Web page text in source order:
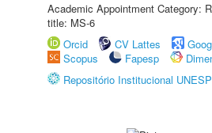
Academic Appointment Category:
title: MS-6
Orcid
CV Lattes
Scopus
Fapesp
Repositório Institucional UNESP